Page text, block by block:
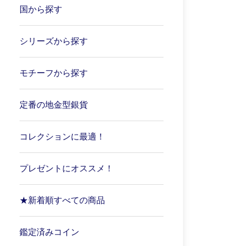
国から探す
シリーズから探す
モチーフから探す
定番の地金型銀貨
コレクションに最適！
プレゼントにオススメ！
★新着順すべての商品
鑑定済みコイン